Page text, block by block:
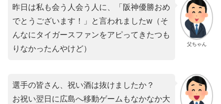
父ちゃん
昨日は私も会う人会う人に、「阪神優勝おめ
でとうございます！」と言われましたw（そ
んなにタイガースファンをアピってきたつも
りなかったんやけど）
選手の皆さん、祝い酒は抜けましたか？
お祝い翌日に広島へ移動ゲームもなかなか大